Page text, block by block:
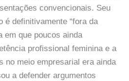
convencionais. Seu
é definitivamente “fora da
em que poucos ainda
profissional feminina e a
no meio empresarial era ainda
a defender argumentos